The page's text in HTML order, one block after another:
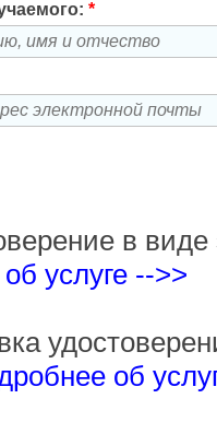
*
в виде
услуге -->>
об